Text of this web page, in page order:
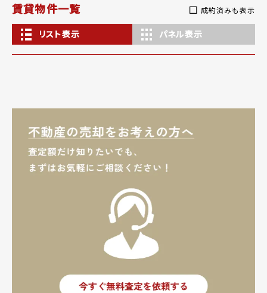
賃貸物件一覧 成約済みも表示
リスト表示 パネル表示